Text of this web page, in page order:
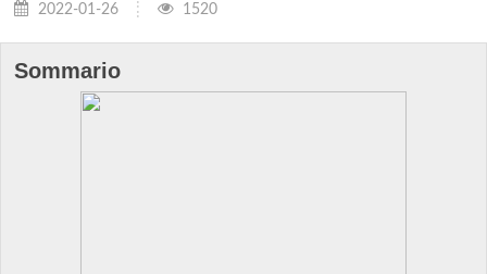
2022-01-26 1520
Sommario